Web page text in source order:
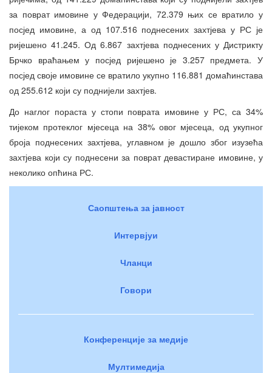
за поврат имовине у Федерацији, 72.379 њих се вратило у
посјед имовине, а од 107.516 поднесених захтјева у РС је
ријешено 41.245. Од 6.867 захтјева поднесених у Дистрикту
Брчко враћањем у посјед ријешено је 3.257 предмета. У
посјед своје имовине се вратило укупно 116.881 домаћинстава
од 255.612 који су поднијели захтјев.
До наглог пораста у стопи поврата имовине у РС, са 34%
тијеком протеклог мјесеца на 38% овог мјесеца, од укупног
броја поднесених захтјева, углавном је дошло због изузећа
захтјева који су поднесени за поврат девастиране имовине, у
неколико опћина РС.
Саопштења за јавност
Интервјуи
Чланци
Говори
Конференције за медије
Мултимедија